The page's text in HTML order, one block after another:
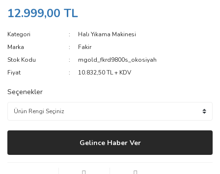
12.999,00 TL
Kategori
Halı Yıkama Makinesi
Marka
Fakir
Stok Kodu
mgold_fkrd9800s_okosiyah
Fiyat
10.832,50 TL + KDV
Seçenekler
Gelince Haber Ver